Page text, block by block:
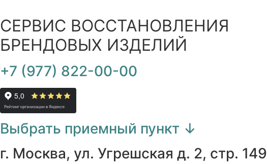
СЕРВИС ВОССТАНОВЛЕНИЯ
БРЕНДОВЫХ ИЗДЕЛИЙ
+7 (977) 822-00-00
Выбрать приемный пункт ↓
г. Москва, ул. Угрешская д. 2, стр. 149